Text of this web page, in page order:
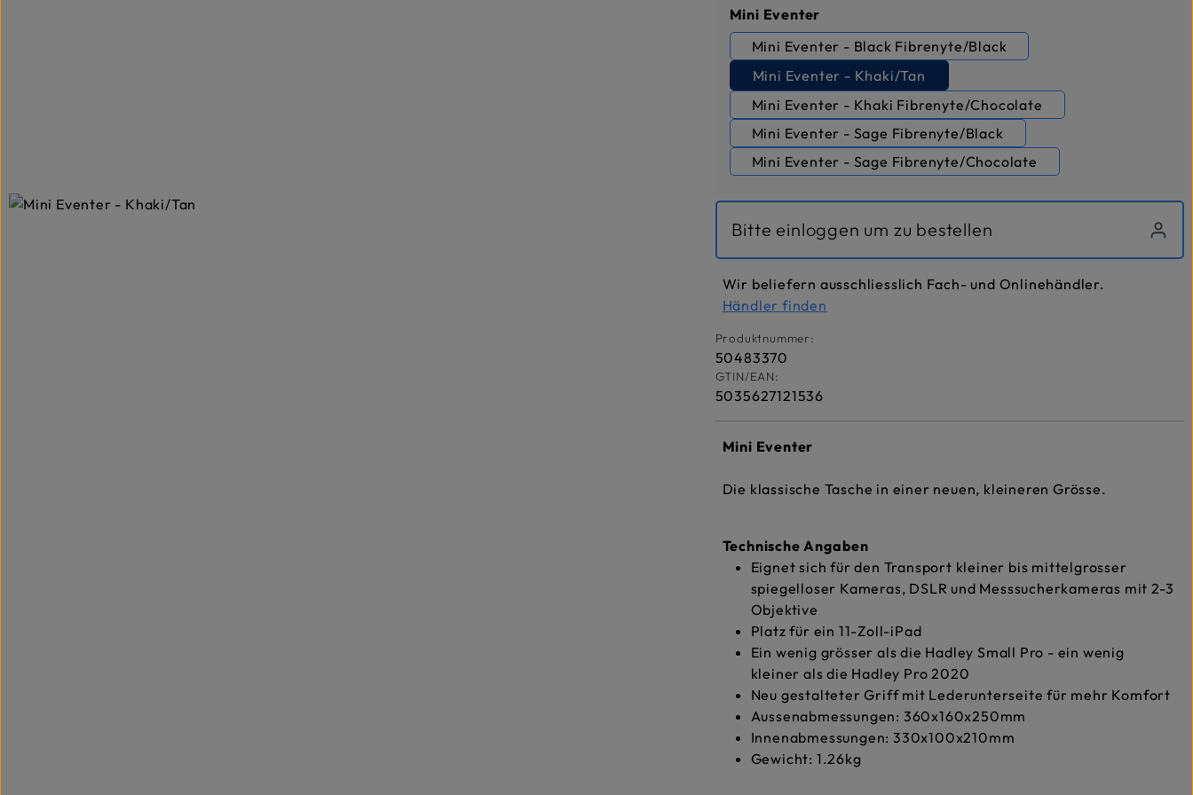
Mini Eventer
Mini Eventer - Black Fibrenyte/Black
Mini Eventer - Khaki/Tan
Mini Eventer - Khaki Fibrenyte/Chocolate
Mini Eventer - Sage Fibrenyte/Black
Mini Eventer - Sage Fibrenyte/Chocolate
Bitte einloggen um zu bestellen
Wir beliefern ausschliesslich Fach- und Onlinehändler.
Händler finden
Produktnummer:
50483370
GTIN/EAN:
5035627121536
Mini Eventer
Die klassische Tasche in einer neuen, kleineren Grösse.
Technische Angaben
Eignet sich für den Transport kleiner bis mittelgrosser
spiegelloser Kameras, DSLR und Messsucherkameras mit 2-3
Objektive
Platz für ein 11-Zoll-iPad
Ein wenig grösser als die Hadley Small Pro - ein wenig
kleiner als die Hadley Pro 2020
Neu gestalteter Griff mit Lederunterseite für mehr Komfort
Aussenabmessungen: 360x160x250mm
Innenabmessungen: 330x100x210mm
Gewicht: 1.26kg